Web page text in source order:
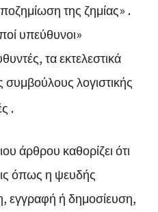
της ζημίας» .
υπεύθυνοι»
τα εκτελεστικά
συμβούλους λογιστικής
.
άρθρου καθορίζει ότι
όπως η ψευδής
εγγραφή ή δημοσίευση,